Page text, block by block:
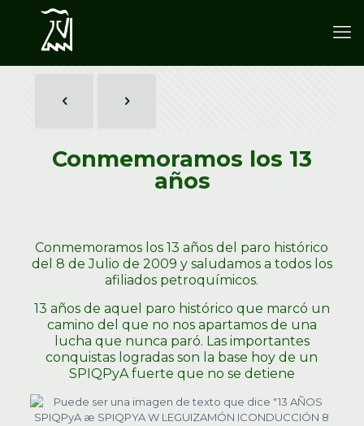
Conmemoramos los 13
años
Conmemoramos los 13 años del paro histórico
del 8 de Julio de 2009 y saludamos a todos los
afiliados petroquímicos.
13 años de aquel paro histórico que marcó un
camino del que no nos apartamos de una
lucha que nunca paró. Las importantes
conquistas logradas son la base hoy de un
SPIQPyA fuerte que no se detiene